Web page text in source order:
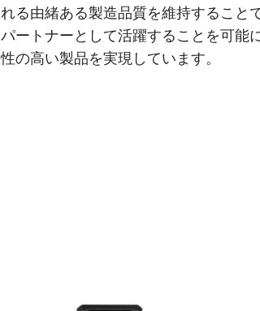
れる由緒ある製造品質を維持すること
パートナーとして活躍することを可能
性の高い製品を実現しています。